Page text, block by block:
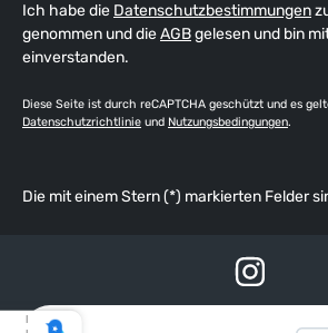
Ich habe die Datenschutzbestimmungen
genommen und dieAGBgelesen und bin
einverstanden.
Diese Seite ist durch reCAPTCHA geschützt und es
Datenschutzrichtlinie und Nutzungsbedingungen.
Die mit einem Stern (*) markierten Felder